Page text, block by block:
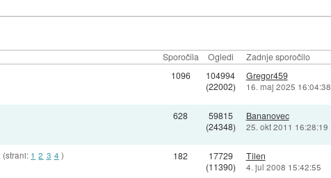
Sporočila Ogledi Zadnje sporočilo
1096
104994
(22002)
Gregor459
16. maj 2025 16:04:38
628
59815
(24348)
Bananovec
25. okt 2011 16:28:19
(strani: 1 2 3 4 )
182
17729
(11390)
Tilen
4. jul 2008 15:42:55